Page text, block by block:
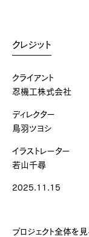
クレジット
クライアント
忍機工株式会社
ディレクター
鳥羽ツヨシ
イラストレーター
若山千尋
2025.11.15
プロジェクト全体を見